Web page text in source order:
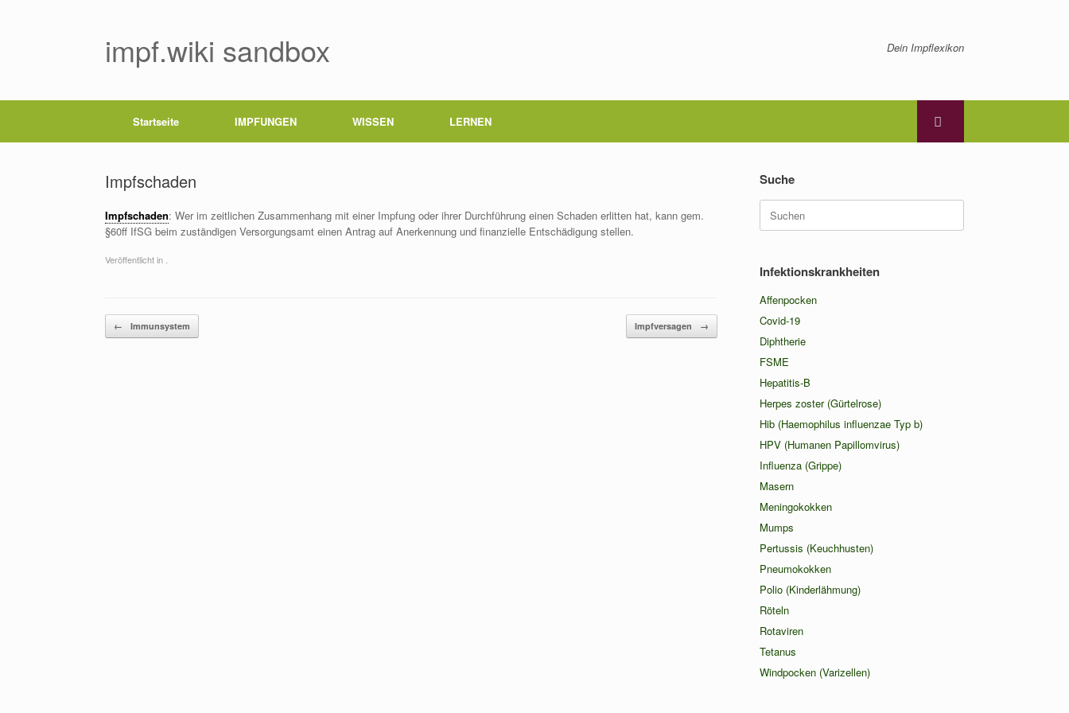
impf.wiki sandbox Dein Impflexikon
Startseite IMPFUNGEN WISSEN LERNEN
Impfschaden
Impfschaden: Wer im zeitlichen Zusammenhang mit einer Impfung oder ihrer Durchführung einen Schaden erlitten hat, kann gem.
§60ff IfSG beim zuständigen Versorgungsamt einen Antrag auf Anerkennung und finanzielle Entschädigung stellen.
Veröffentlicht in .
Beitragsnavigation
← Immunsystem Impfversagen →
Suche
Suchen
nach:
Infektionskrankheiten
Affenpocken
Covid-19
Diphtherie
FSME
Hepatitis-B
Herpes zoster (Gürtelrose)
Hib (Haemophilus influenzae Typ b)
HPV (Humanen Papillomvirus)
Influenza (Grippe)
Masern
Meningokokken
Mumps
Pertussis (Keuchhusten)
Pneumokokken
Polio (Kinderlähmung)
Röteln
Rotaviren
Tetanus
Windpocken (Varizellen)